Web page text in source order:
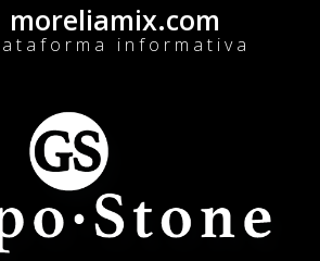
moreliamix.com
informativa